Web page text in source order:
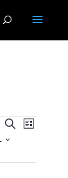
Recherche
et
de
Recherche
de
Liste